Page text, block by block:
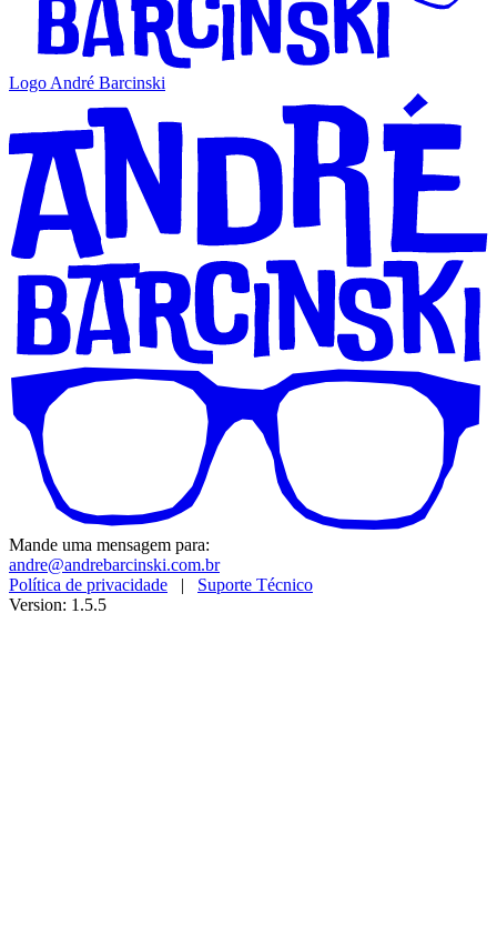
Logo André Barcinski
Mande uma mensagem para:
andre@andrebarcinski.com.br
Política de privacidade | Suporte Técnico
Version: 1.5.5